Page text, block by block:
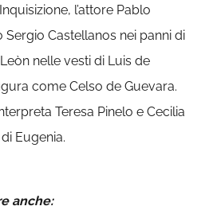
l’attore Pablo
Sergio Castellanos nei panni di
nelle vesti di Luis de
come Celso de Guevara.
Teresa Pinelo eCecilia
Eugenia.
anche: